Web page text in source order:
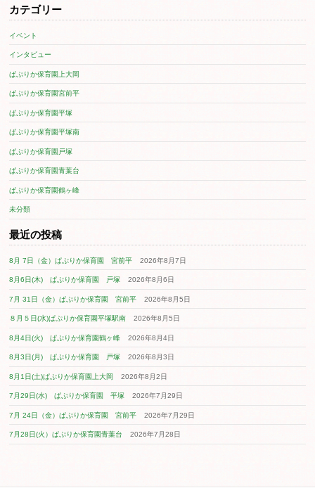
船遊びいちご組とぶどう組の合同遊び ...
月別アーカイブ
2026年8月
2026年7月
2026年6月
2026年5月
2026年4月
2026年3月
2026年2月
2026年1月
2025年12月
2025年11月
2025年10月